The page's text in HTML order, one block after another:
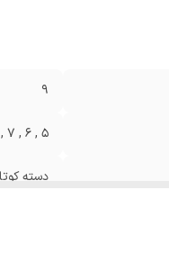
9
5 , 6 , 7 , 8 , 9 , 10 , 11 , 12 , 13
دسته